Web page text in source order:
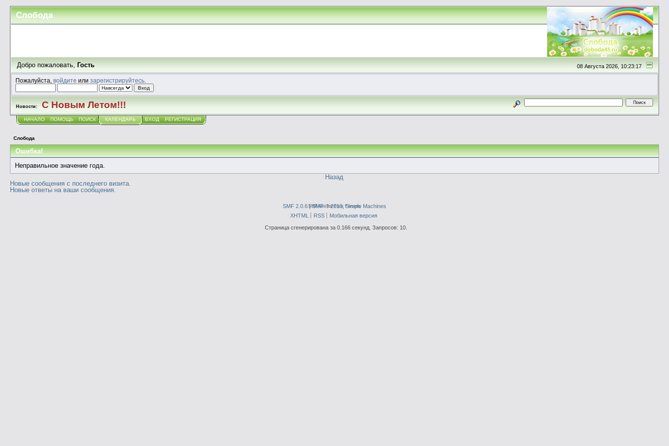
Слобода
08 Августа 2026, 10:23:17
Добро пожаловать,Гость
Пожалуйста,войдите илизарегистрируйтесь
Новости: С Новым Летом!!!
НАЧАЛО ПОМОЩЬ ПОИСК КАЛЕНДАРЬ ВХОД РЕГИСТРАЦИЯ
Слобода
Ошибка!
Неправильное значение года.
Назад
Новые сообщения с последнего визита.
Новые ответы на ваши сообщения.
SMF 2.0.6|SMF © 2013,Simple Machines
SMFAdsforFree Forums
XHTML RSS
Мобильная версия
Страница сгенерирована за 0.166 секунд. Запросов: 10.